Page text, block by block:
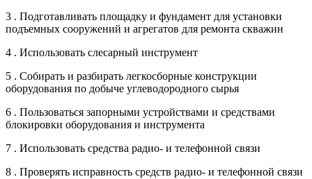
3 . Подготавливать площадку и фундамент для установки
подъемных сооружений и агрегатов для ремонта скважин
4 . Использовать слесарный инструмент
5 . Собирать и разбирать легкосборные конструкции
оборудования по добыче углеводородного сырья
6 . Пользоваться запорными устройствами и средствами
блокировки оборудования и инструмента
7 . Использовать средства радио- и телефонной связи
8 . Проверять исправность средств радио- и телефонной связи